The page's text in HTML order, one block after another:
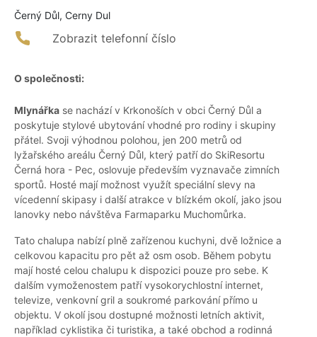
Černý Důl, Cerny Dul
Zobrazit telefonní číslo
O společnosti:
Mlynářka se nachází v Krkonoších v obci Černý Důl a
poskytuje stylové ubytování vhodné pro rodiny i skupiny
přátel. Svoji výhodnou polohou, jen 200 metrů od
lyžařského areálu Černý Důl, který patří do SkiResortu
Černá hora - Pec, oslovuje především vyznavače zimních
sportů. Hosté mají možnost využít speciální slevy na
vícedenní skipasy i další atrakce v blízkém okolí, jako jsou
lanovky nebo návštěva Farmaparku Muchomůrka.
Tato chalupa nabízí plně zařízenou kuchyni, dvě ložnice a
celkovou kapacitu pro pět až osm osob. Během pobytu
mají hosté celou chalupu k dispozici pouze pro sebe. K
dalším vymoženostem patří vysokorychlostní internet,
televize, venkovní gril a soukromé parkování přímo u
objektu. V okolí jsou dostupné možnosti letních aktivit,
například cyklistika či turistika, a také obchod a rodinná